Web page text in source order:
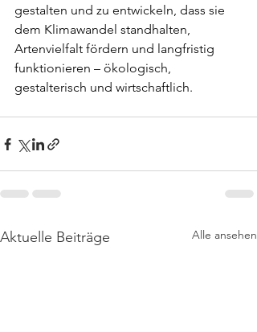
gestalten und zu entwickeln, dass sie
dem Klimawandel standhalten,
Artenvielfalt fördern und langfristig
funktionieren – ökologisch,
gestalterisch und wirtschaftlich.
Aktuelle Beiträge Alle ansehen